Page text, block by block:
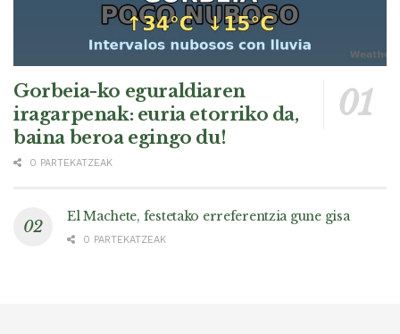
Gorbeia-ko eguraldiaren
iragarpenak: euria etorriko da,
baina beroa egingo du!
0 PARTEKATZEAK
El Machete, festetako erreferentzia gune gisa
0 PARTEKATZEAK